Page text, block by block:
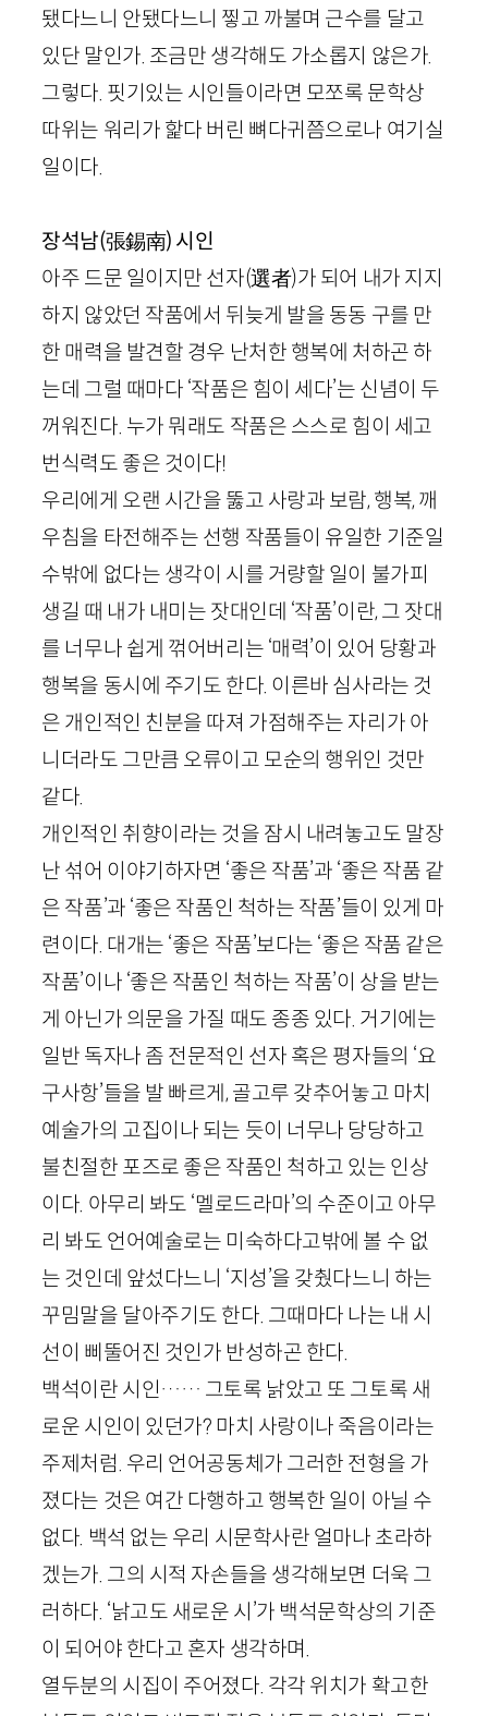
됐다느니 안됐다느니 찧고 까불며 근수를 달고
있단 말인가. 조금만 생각해도 가소롭지 않은가.
그렇다. 핏기있는 시인들이라면 모쪼록 문학상
따위는 워리가 핥다 버린 뼈다귀쯤으로나 여기실
일이다.
장석남(張錫南) 시인
아주 드문 일이지만 선자(選者)가 되어 내가 지지
하지 않았던 작품에서 뒤늦게 발을 동동 구를 만
한 매력을 발견할 경우 난처한 행복에 처하곤 하
는데 그럴 때마다 ‘작품은 힘이 세다’는 신념이 두
꺼워진다. 누가 뭐래도 작품은 스스로 힘이 세고
번식력도 좋은 것이다!
우리에게 오랜 시간을 뚫고 사랑과 보람, 행복, 깨
우침을 타전해주는 선행 작품들이 유일한 기준일
수밖에 없다는 생각이 시를 거량할 일이 불가피
생길 때 내가 내미는 잣대인데 ‘작품’이란, 그 잣대
를 너무나 쉽게 꺾어버리는 ‘매력’이 있어 당황과
행복을 동시에 주기도 한다. 이른바 심사라는 것
은 개인적인 친분을 따져 가점해주는 자리가 아
니더라도 그만큼 오류이고 모순의 행위인 것만
같다.
개인적인 취향이라는 것을 잠시 내려놓고도 말장
난 섞어 이야기하자면 ‘좋은 작품’과 ‘좋은 작품 같
은 작품’과 ‘좋은 작품인 척하는 작품’들이 있게 마
련이다. 대개는 ‘좋은 작품’보다는 ‘좋은 작품 같은
작품’이나 ‘좋은 작품인 척하는 작품’이 상을 받는
게 아닌가 의문을 가질 때도 종종 있다. 거기에는
일반 독자나 좀 전문적인 선자 혹은 평자들의 ‘요
구사항’들을 발 빠르게, 골고루 갖추어놓고 마치
예술가의 고집이나 되는 듯이 너무나 당당하고
불친절한 포즈로 좋은 작품인 척하고 있는 인상
이다. 아무리 봐도 ‘멜로드라마’의 수준이고 아무
리 봐도 언어예술로는 미숙하다고밖에 볼 수 없
는 것인데 앞섰다느니 ‘지성’을 갖췄다느니 하는
꾸밈말을 달아주기도 한다. 그때마다 나는 내 시
선이 삐뚤어진 것인가 반성하곤 한다.
백석이란 시인…… 그토록 낡았고 또 그토록 새
로운 시인이 있던가? 마치 사랑이나 죽음이라는
주제처럼. 우리 언어공동체가 그러한 전형을 가
졌다는 것은 여간 다행하고 행복한 일이 아닐 수
없다. 백석 없는 우리 시문학사란 얼마나 초라하
겠는가. 그의 시적 자손들을 생각해보면 더욱 그
러하다. ‘낡고도 새로운 시’가 백석문학상의 기준
이 되어야 한다고 혼자 생각하며.
열두분의 시집이 주어졌다. 각각 위치가 확고한